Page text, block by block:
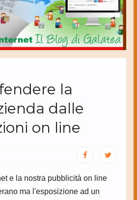
la
dalle
on line
e la nostra pubblicità on line
ma l'esposizione ad un